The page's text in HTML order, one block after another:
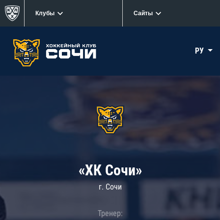
Клубы Сайты
РУ
«ХК Сочи»
г. Сочи
Тренер: